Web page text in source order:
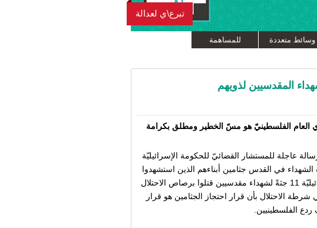
وسائط متعددة للمساهمة
تبرع\ي لعدالة
المقدسيين لذويهم
العام الفلسطينيّ هو مسّ الخطير ومطلق بكرامة
عدالة يوم الخميس، 12.11.2015، برسالة عاجلة للمستشار القضائيّ للحكومة الإسرائيليّة
الشهداء في القدس جثامين أبناءهم الذين استشهدوا
منذ بدء الأحداث الأخيرة. وتحتجز الشرطة الإسرائيليّة 11 جثةً لشهداء مقدسيين قتلوا برصاص الاحتلال
الاحتلال بأن قرار احتجاز الجثامين هو قرار
الفلسطينيين.